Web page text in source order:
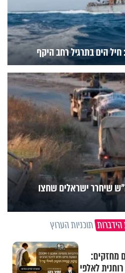
הים בתרגיל רחב היקף
שיחרר ישראלים שחצו
תוכניות הערוץ
מחזקים:
לאלפי